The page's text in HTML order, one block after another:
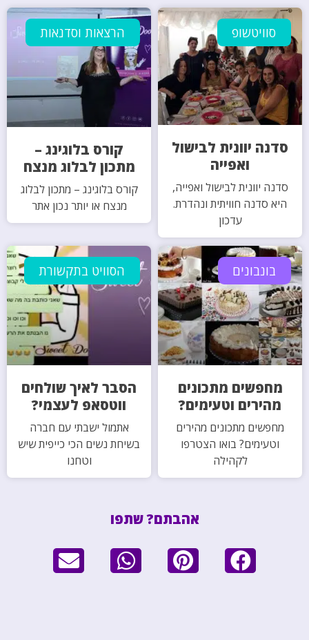
סוויטשופ
סדנה יוונית לבישול
ואפייה
סדנה יוונית לבישול ואפייה,
היא סדנה חוויתית ונהדרת.
עדכון
הרצאות וסדנאות
קורס בלוגינג –
מתכון לבלוג מנצח
קורס בלוגינג – מתכון לבלוג
מנצח או יותר נכון אתר
בונבונים
מחפשים מתכונים
מהירים וטעימים?
מחפשים מתכונים מהירים
וטעימים? בואו הצטרפו
לקהילה
הסוויט בתקשורת
הסבר לאיך שולחים
ווטסאפ לעצמי?
אתמול ישבתי עם חברה
בשיחת נשים הכי כייפית שיש
וטחנו
אהבתם? שתפו